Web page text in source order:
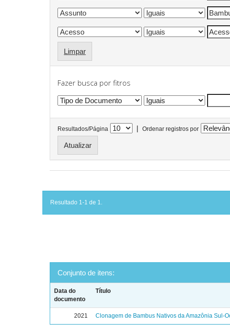
Limpar
Fazer busca por fitros
Resultados/Página | Ordenar registros por
Resultado 1-1 de 1.
Conjunto de itens:
Data do
documento
Título
2021 Clonagem de Bambus Nativos da Amazônia Sul-